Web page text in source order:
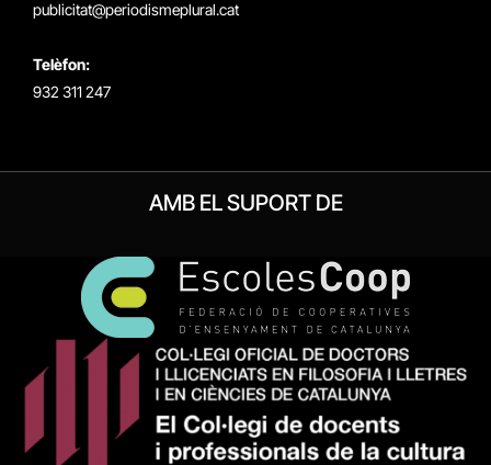
publicitat@periodismeplural.cat
Telèfon:
932 311 247
AMB EL SUPORT DE